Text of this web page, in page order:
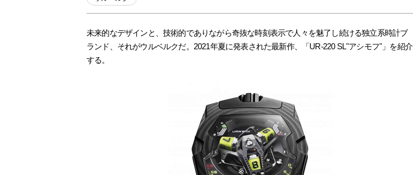
未来的なデザインと、技術的でありながら奇抜な時刻表示で人々を魅了し続ける独立系時計ブ
ランド、それがウルベルクだ。2021年夏に発表された最新作、「UR-220 SL"アシモフ"」を紹介
する。